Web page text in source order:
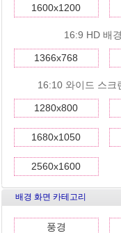
1600x1200
16:9 HD 배
1366x768
16:10 와이드 스크
1280x800
1680x1050
2560x1600
배경 화면 카테고리
풍경